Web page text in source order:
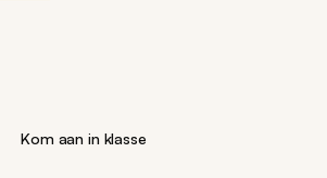
Kom aan in klasse